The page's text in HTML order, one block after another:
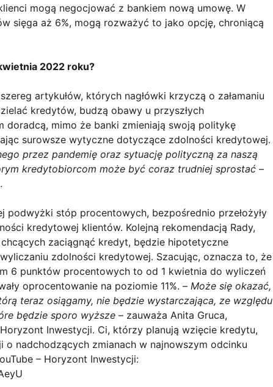
mogą negocjować z bankiem nową umowę. W
sięga aż 6%, mogą rozważyć to jako opcję, chroniącą
2022 roku?
artykułów, których nagłówki krzyczą o załamaniu
kredytów, budzą obawy u przyszłych
mimo że banki zmieniają swoją politykę
surowsze wytyczne dotyczące zdolności kredytowej.
przez pandemię oraz sytuację polityczną za naszą
kredytobiorcom może być coraz trudniej sprostać–
podwyżki stóp procentowych, bezpośrednio przełożyły
kredytowej klientów. Kolejną rekomendacją Rady,
zaciągnąć kredyt, będzie hipotetyczne
zdolności kredytowej. Szacując, oznacza to, że
6 punktów procentowych to od 1 kwietnia do wyliczeń
oprocentowanie na poziomie 11%. – Może się okazać,
teraz osiągamy, nie będzie wystarczająca, ze względu
będzie sporo wyższe– zauważa Anita Gruca,
Inwestycji. Ci, którzy planują wzięcie kredytu,
nadchodzących zmianach w najnowszym odcinku
– Horyzont Inwestycji: